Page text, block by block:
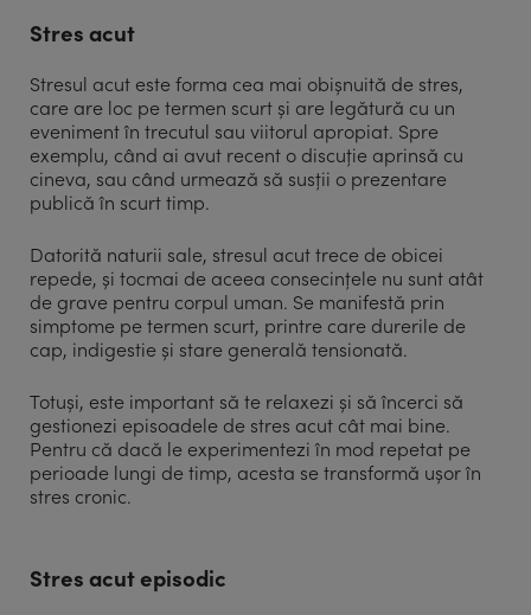
Stres acut
Stresul acut este forma cea mai obișnuită de stres,
care are loc pe termen scurt și are legătură cu un
eveniment în trecutul sau viitorul apropiat. Spre
exemplu, când ai avut recent o discuție aprinsă cu
cineva, sau când urmează să susții o prezentare
publică în scurt timp.
Datorită naturii sale, stresul acut trece de obicei
repede, și tocmai de aceea consecințele nu sunt atât
de grave pentru corpul uman. Se manifestă prin
simptome pe termen scurt, printre care durerile de
cap, indigestie și stare generală tensionată.
Totuși, este important să te relaxezi și să încerci să
gestionezi episoadele de stres acut cât mai bine.
Pentru că dacă le experimentezi în mod repetat pe
perioade lungi de timp, acesta se transformă ușor în
stres cronic.
Stres acut episodic